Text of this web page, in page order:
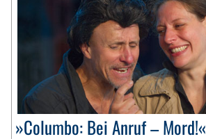
»Columbo: Bei Anruf – Mord!«